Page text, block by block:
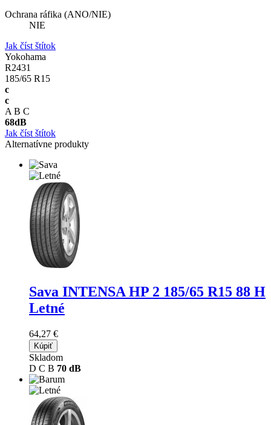
Ochrana ráfika (ANO/NIE)
NIE
Jak číst štítok
Yokohama
R2431
185/65 R15
c
c
A B C
68dB
Jak číst štítok
Alternatívne produkty
Sava INTENSA HP 2 185/65 R15 88 H
Letné
64,27 €
Kúpiť
Skladom
D C B 70 dB